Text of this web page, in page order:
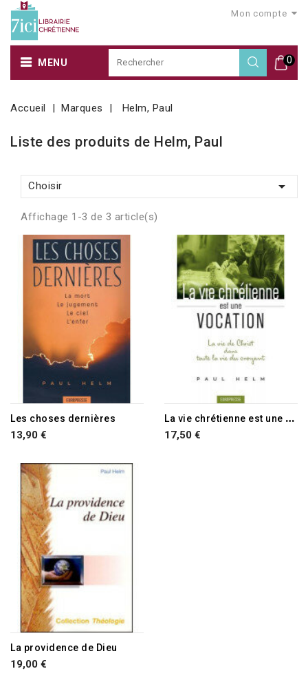
Mon compte
0
MENU
Accueil Marques Helm, Paul
Liste des produits de Helm, Paul
Choisir 
Affichage 1-3 de 3 article(s)
Les choses dernières
13,90 €
L
a vie chrétienne est une vocation
17,50 €
La providence de Dieu
19,00 €